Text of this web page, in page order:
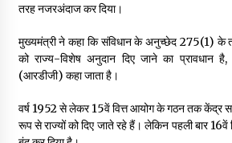
07/08/2026
तरह नजरअंदाज कर दिया।
मुख्यमंत्री ने कहा कि संविधान के अनुच्छेद 275(1) के
को राज्य-विशेष अनुदान दिए जाने का प्रावधान
(आरडीजी) कहा जाता है।
वर्ष 1952 से लेकर 15वें वित्त आयोग के गठन तक केंद्र
रूप से राज्यों को दिए जाते रहे हैं। लेकिन पहली बार